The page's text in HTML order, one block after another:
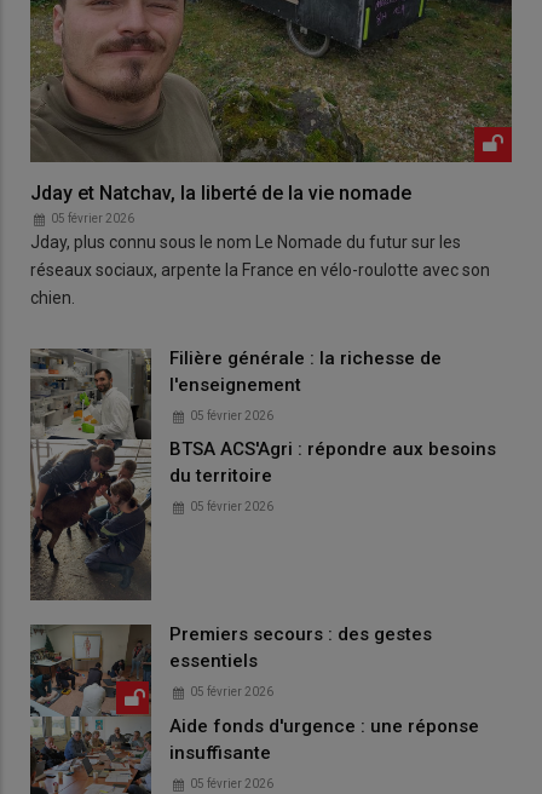
Jday et Natchav, la liberté de la vie nomade
05 février 2026
Jday, plus connu sous le nom Le Nomade du futur sur les
réseaux sociaux, arpente la France en vélo-roulotte avec son
chien.
Filière générale : la richesse de
l'enseignement
05 février 2026
BTSA ACS'Agri : répondre aux besoins
du territoire
05 février 2026
Premiers secours : des gestes
essentiels
05 février 2026
Aide fonds d'urgence : une réponse
insuffisante
05 février 2026